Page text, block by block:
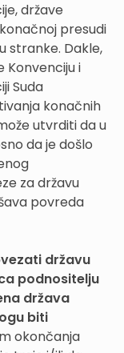
države
presudi
stranke. Dakle,
Konvenciju i
Suda
konačnih
utvrditi da u
da je došlo
za državu
povreda
državu
podnositelju
država
biti
okončanja